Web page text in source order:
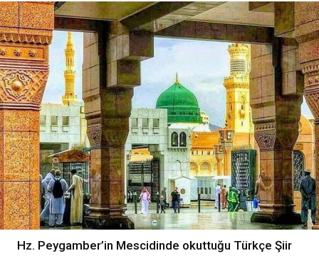
Hz. Peygamber’in Mescidinde okuttuğu Türkçe Şiir